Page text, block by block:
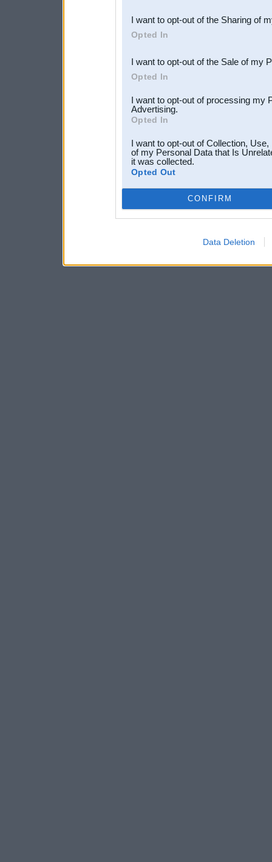
Downstream Participants
third parties.
I want to opt-out of the Sharing of
Opted In
I want to opt-out of the Sale of my
Opted In
I want to opt-out of processing my
Advertising.
Opted In
I want to opt-out of Collection,
of my Personal Data that Is
it was collected.
Opted Out
CONFIRM
Data Deletion